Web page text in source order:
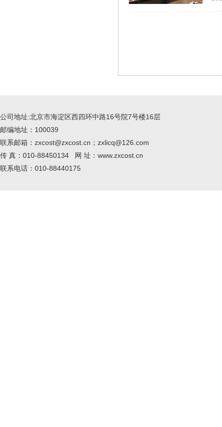
公司地址:北京市海淀区西四环中路16号院7号楼16层
邮编地址：100039
联系邮箱：zxcost@zxcost.cn；zxlicq@126.com
传 真：010-88450134 网 址：www.zxcost.cn
联系电话：010-88440175